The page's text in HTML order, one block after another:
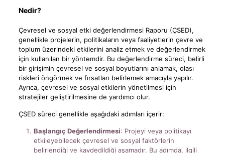
Nedir?
Çevresel ve sosyal etki değerlendirmesi Raporu (ÇSED),
genellikle projelerin, politikaların veya faaliyetlerin çevre ve
toplum üzerindeki etkilerini analiz etmek ve değerlendirmek
için kullanılan bir yöntemdir. Bu değerlendirme süreci, belirli
bir girişimin çevresel ve sosyal boyutlarını anlamak, olası
riskleri öngörmek ve fırsatları belirlemek amacıyla yapılır.
Ayrıca, çevresel ve sosyal etkilerin yönetilmesi için
stratejiler geliştirilmesine de yardımcı olur.
ÇSED süreci genellikle aşağıdaki adımları içerir:
Başlangıç Değerlendirmesi: Projeyi veya politikayı
etkileyebilecek çevresel ve sosyal faktörlerin
belirlendiği ve kaydedildiği aşamadır. Bu adımda, ilgili